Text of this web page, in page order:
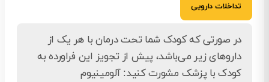
تداخلات دارویی
در صورتی‌ که کودک شما تحت درمان با هر یک از
داروهای زیر می‌باشد، پیش از تجویز این فراورده به
کودک با پزشک مشورت کنید: آلومینیوم